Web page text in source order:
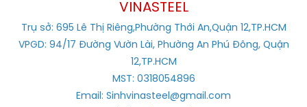
VINASTEEL
Trụ sở: 695 Lê Thị Riêng,Phường Thới An,Quận 12,TP.HCM
VPGD: 94/17 Đường Vườn Lài, Phường An Phú Đông, Quận
12,TP.HCM
MST: 0318054896
Email: Sinhvinasteel@gmail.com